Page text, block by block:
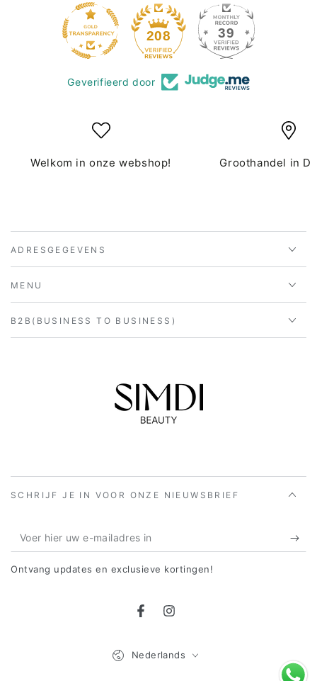
208 39
Geverifieerd door
Welkom in onze webshop! Groothandel in
ADRESGEGEVENS
MENU
B2B(BUSINESS TO BUSINESS)
SCHRIJF JE IN VOOR ONZE NIEUWSBRIEF
Voer
hier
Ontvang updates en exclusieve kortingen!
FacebookInstagram
Nederlands